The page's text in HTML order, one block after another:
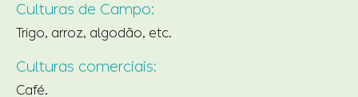
Culturas de Campo:
Trigo, arroz, algodão, etc.
Culturas comerciais:
Café.